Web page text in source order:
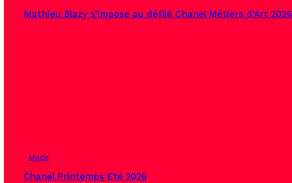
Mathieu Blazy s’impose au défilé Chanel Métiers d’Art 2026
Mode
Chanel Printemps Eté 2026